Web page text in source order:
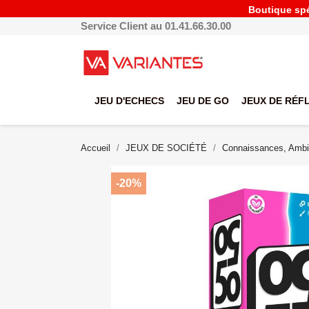
Boutique
Service Client au 01.41.66.30.00
JEU D'ECHECS JEU DE GO JEUX DE
Accueil JEUX DE SOCIÉTÉ Connaissances,
-20%